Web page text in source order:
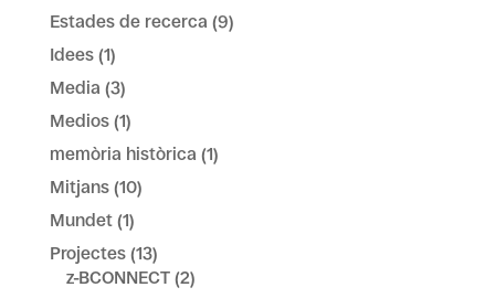
Estades de recerca (9)
Idees(1)
Media (3)
Medios(1)
memòria històrica (1)
Mitjans(10)
Mundet(1)
Projectes(13)
z-BCONNECT(2)